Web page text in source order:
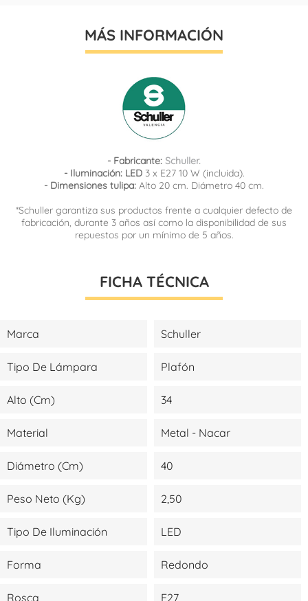
MÁS INFORMACIÓN
- Fabricante: Schuller.
- Iluminación: LED 3 x E27 10 W (incluida).
- Dimensiones tulipa: Alto 20 cm. Diámetro 40 cm.
*Schuller garantiza sus productos frente a cualquier defecto de
fabricación, durante 3 años así como la disponibilidad de sus
repuestos por un mínimo de 5 años.
FICHA TÉCNICA
Marca Schuller
Tipo De Lámpara Plafón
Alto (cm) 34
Material Metal - Nacar
Diámetro (cm) 40
Peso Neto (kg) 2,50
Tipo De Iluminación LED
Forma Redondo
Rosca E27